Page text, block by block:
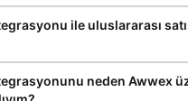
servislerde süre birkaç
için uygundur. Sipariş
süreci profesyonel ve hızlı
Bu da müşteri
ile uluslararası
global satışları destekler.
neden Awwex